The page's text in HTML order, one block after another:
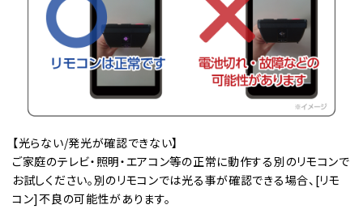
【光らない/発光が確認できない】
ご家庭のテレビ・照明・エアコン等の正常に動作する別のリモコンで
お試しください。別のリモコンでは光る事が確認できる場合、[リモ
コン]不良の可能性があります。